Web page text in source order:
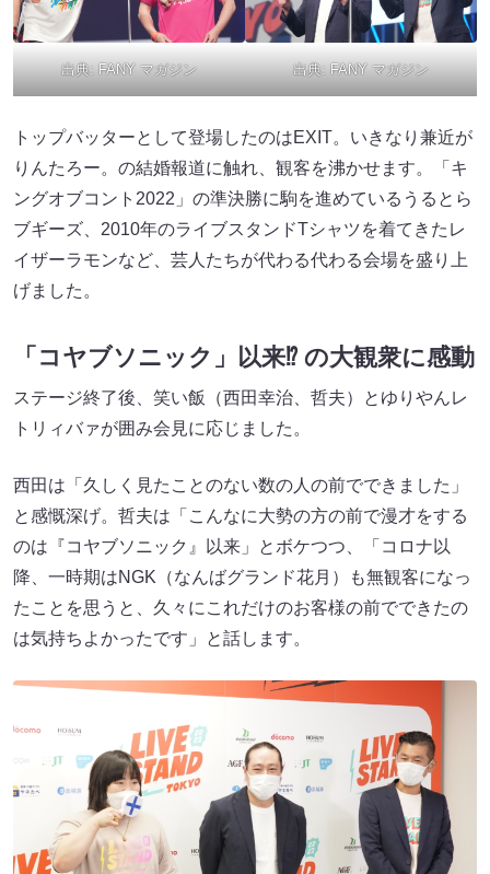
出典: FANY マガジン 出典: FANY マガジン
トップバッターとして登場したのはEXIT。いきなり兼近が
りんたろー。の結婚報道に触れ、観客を沸かせます。「キ
ングオブコント2022」の準決勝に駒を進めているうるとら
ブギーズ、2010年のライブスタンドTシャツを着てきたレ
イザーラモンなど、芸人たちが代わる代わる会場を盛り上
げました。
「コヤブソニック」以来⁉︎ の大観衆に感動
ステージ終了後、笑い飯（西田幸治、哲夫）とゆりやんレ
トリィバァが囲み会見に応じました。
西田は「久しく見たことのない数の人の前でできました」
と感慨深げ。哲夫は「こんなに大勢の方の前で漫才をする
のは『コヤブソニック』以来」とボケつつ、「コロナ以
降、一時期はNGK（なんばグランド花月）も無観客になっ
たことを思うと、久々にこれだけのお客様の前でできたの
は気持ちよかったです」と話します。